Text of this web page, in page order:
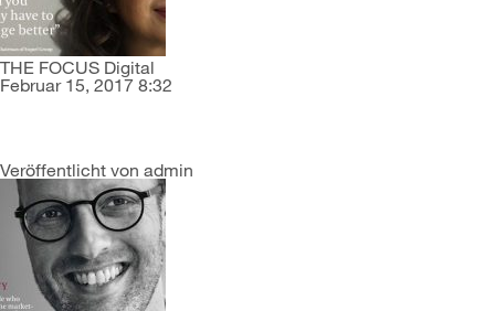
THE FOCUS Digital
Februar 15, 2017 8:32
Veröffentlicht von admin